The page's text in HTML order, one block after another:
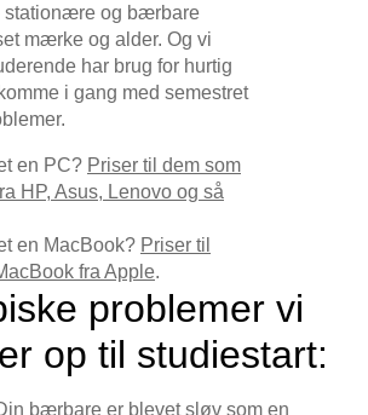
stationære og bærbare
mærke og alder. Og vi
har brug for hurtig
i gang med semestret
en PC? Priser til dem som
HP, Asus, Lenovo og så
en MacBook? Priser til
fra Apple.
problemer vi
op til studiestart:
bærbare er blevet sløv som en